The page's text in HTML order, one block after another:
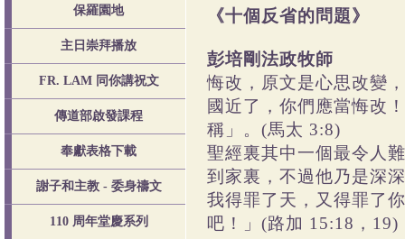
保羅園地
主日崇拜播放
FR. LAM 同你講祝文
傳道部啟發課程
奉獻表格下載
謝子和主教 - 委身禱文
110 周年堂慶系列
《十個反省的問題》
彭培剛法政牧師
悔改，原文是心思改變
國近了，你們應當悔改
稱」。(馬太 3:8)
聖經裏其中一個最令人
到家裏，不過他乃是深
我得罪了天，又得罪了
吧！」(路加 15:18，19)